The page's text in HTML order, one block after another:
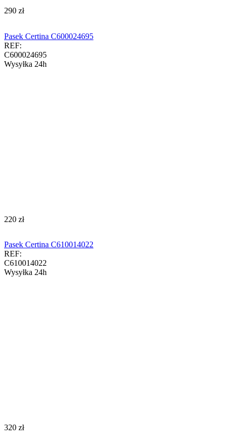
‍290‍ zł
Pasek Certina C600024695
REF:
C600024695
Wysyłka 24h
‍220‍ zł
Pasek Certina C610014022
REF:
C610014022
Wysyłka 24h
‍320‍ zł